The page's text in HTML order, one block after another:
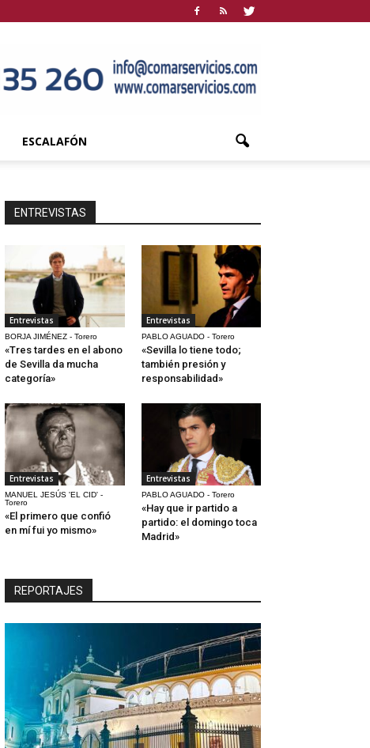
ESCALAFÓN
ENTREVISTAS
Entrevistas
BORJA JIMÉNEZ - Torero
«Tres tardes en el abono
de Sevilla da mucha
categoría»
Entrevistas
PABLO AGUADO - Torero
«Sevilla lo tiene todo;
también presión y
responsabilidad»
Entrevistas
MANUEL JESÚS 'EL CID' -
Torero
«El primero que confió
en mí fui yo mismo»
Entrevistas
PABLO AGUADO - Torero
«Hay que ir partido a
partido: el domingo toca
Madrid»
REPORTAJES